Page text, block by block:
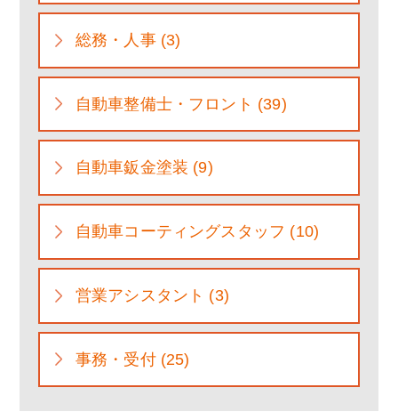
総務・人事 (3)
自動車整備士・フロント (39)
自動車鈑金塗装 (9)
自動車コーティングスタッフ (10)
営業アシスタント (3)
事務・受付 (25)